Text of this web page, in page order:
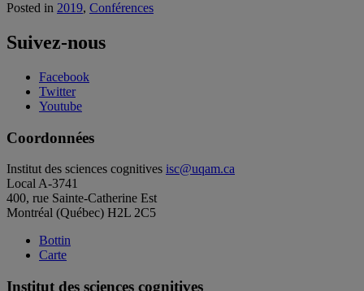
Posted in 2019, Conférences
Suivez-nous
Facebook
Twitter
Youtube
Coordonnées
Institut des sciences cognitives isc@uqam.ca
Local A-3741
400, rue Sainte-Catherine Est
Montréal (Québec) H2L 2C5
Bottin
Carte
Institut des sciences cognitives